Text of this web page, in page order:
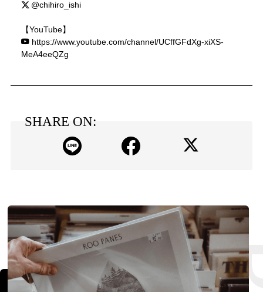
@chihiro_ishi
【YouTube】
https://www.youtube.com/channel/UCffGFdXg-xiXS-
MeA4eeQZg
SHARE ON: